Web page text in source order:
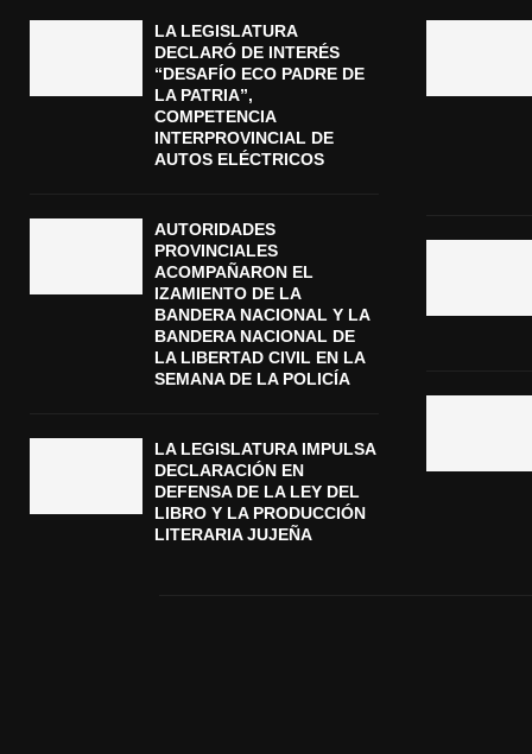
LA LEGISLATURA
DECLARÓ DE INTERÉS
“DESAFÍO ECO PADRE DE
LA PATRIA”,
COMPETENCIA
INTERPROVINCIAL DE
AUTOS ELÉCTRICOS
AUTORIDADES
PROVINCIALES
ACOMPAÑARON EL
IZAMIENTO DE LA
BANDERA NACIONAL Y LA
BANDERA NACIONAL DE
LA LIBERTAD CIVIL EN LA
SEMANA DE LA POLICÍA
LA LEGISLATURA IMPULSA
DECLARACIÓN EN
DEFENSA DE LA LEY DEL
LIBRO Y LA PRODUCCIÓN
LITERARIA JUJEÑA